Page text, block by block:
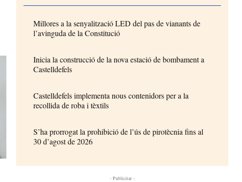
Millores a la senyalització LED del pas de vianants de
l’avinguda de la Constitució
Inicia la construcció de la nova estació de bombament a
Castelldefels
Castelldefels implementa nous contenidors per a la
recollida de roba i tèxtils
S’ha prorrogat la prohibició de l’ús de pirotècnia fins al
30 d’agost de 2026
- Publicitat -